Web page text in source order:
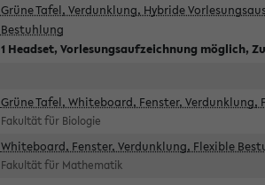
Grüne Tafel, Verdunklung, Hybride
Bestuhlung
1 Headset, Vorlesungsaufzeichnung möglich,
Grüne Tafel, Whiteboard, Fenster, Verdunklung,
Fakultät für Biologie
Whiteboard, Fenster, Verdunklung, Flexible
Fakultät für Mathematik